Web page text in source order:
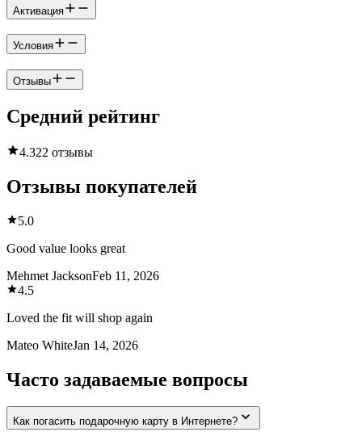
Активация
Условия
Отзывы
Средний рейтинг
4.322 отзывы
Отзывы покупателей
5.0
Good value looks great
Mehmet JacksonFeb 11, 2026
4.5
Loved the fit will shop again
Mateo WhiteJan 14, 2026
Часто задаваемые вопросы
Как погасить подарочную карту в Интернете?